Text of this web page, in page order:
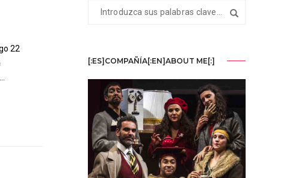
22
[:ES]COMPAÑÍA[:EN]ABOUT ME[:]